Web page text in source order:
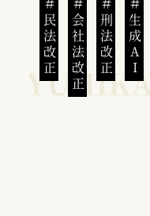
民法改正 会社法改正 刑法改正 生成AI